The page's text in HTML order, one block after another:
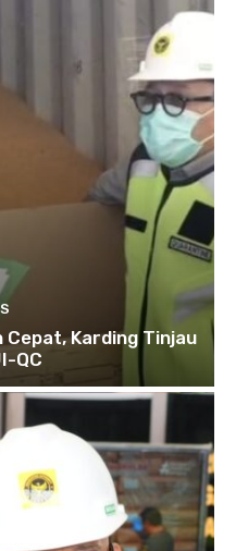
Cepat, Karding Tinjau
QC